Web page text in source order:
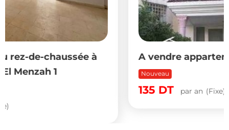
A vendre appartement s+2 au 4 etage
Nouveau